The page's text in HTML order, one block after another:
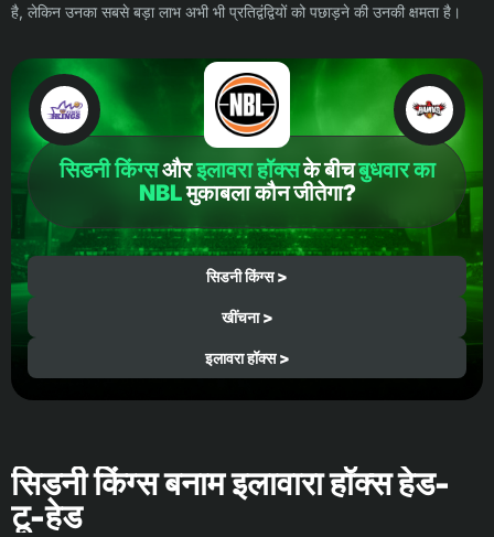
है, लेकिन उनका सबसे बड़ा लाभ अभी भी प्रतिद्वंद्वियों को पछाड़ने की उनकी क्षमता है।
सिडनी किंग्सऔरइलावरा हॉक्सके बीचबुधवार का
NBLमुकाबला कौन जीतेगा?
सिडनी किंग्स >
खींचना >
इलावरा हॉक्स >
सिडनी किंग्स बनाम इलावारा हॉक्स हेड-
टू-हेड